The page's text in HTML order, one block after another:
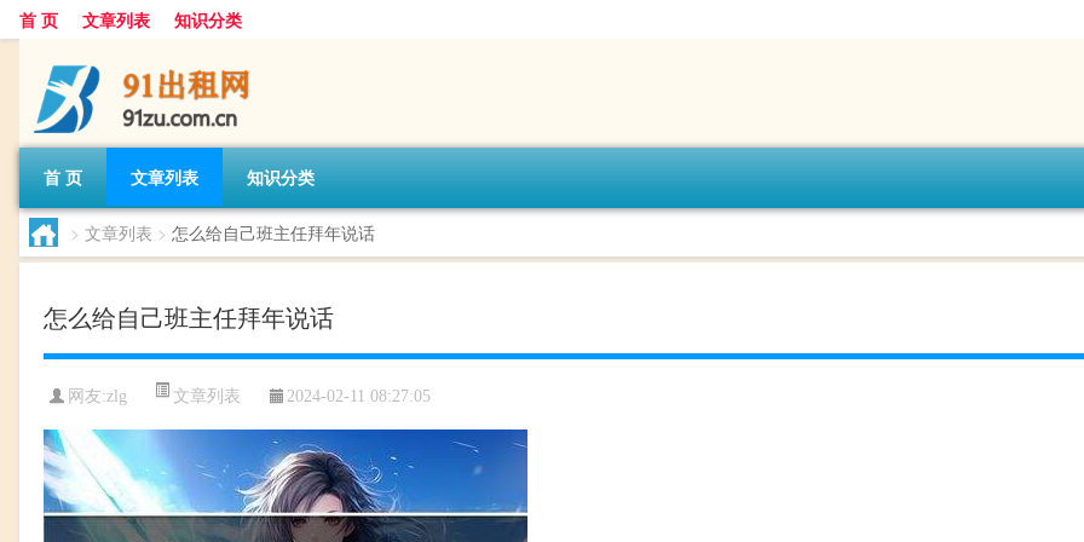
首 页 文章列表 知识分类
首 页 文章列表 知识分类
> 文章列表 > 怎么给自己班主任拜年说话
怎么给自己班主任拜年说话
网友:zlg 文章列表 2024-02-11 08:27:05